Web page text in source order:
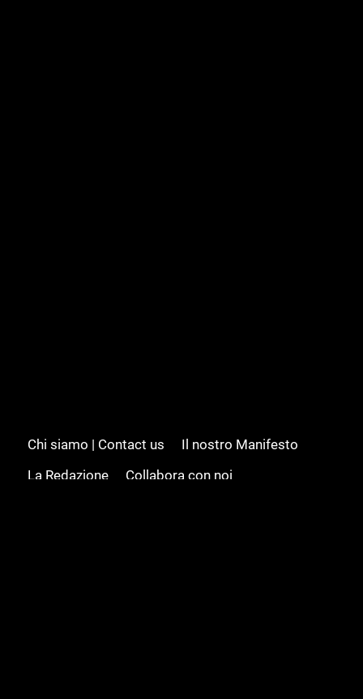
Chi siamo | Contact us
Il nostro Manifesto
La Redazione
Collabora con noi